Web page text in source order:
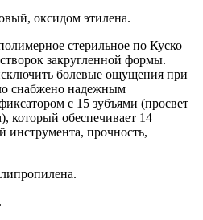
оксидом этилена.
стерильное по Куско
закругленной формы.
болевые ощущения при
снабжено надежным
с 15 зубъями (просвет
который обеспечивает 14
прочность,